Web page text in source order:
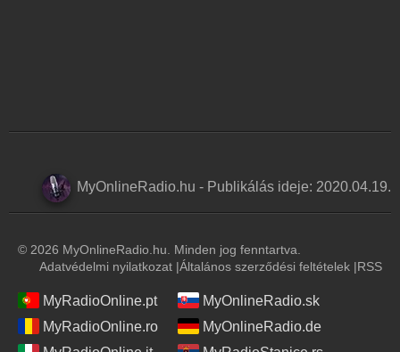
MyOnlineRadio.hu - Publikálás ideje: 2020.04.19.
© 2026 MyOnlineRadio.hu. Minden jog fenntartva.
Adatvédelmi nyilatkozat |Általános szerződési feltételek |RSS
MyRadioOnline.pt
MyOnlineRadio.sk
MyRadioOnline.ro
MyOnlineRadio.de